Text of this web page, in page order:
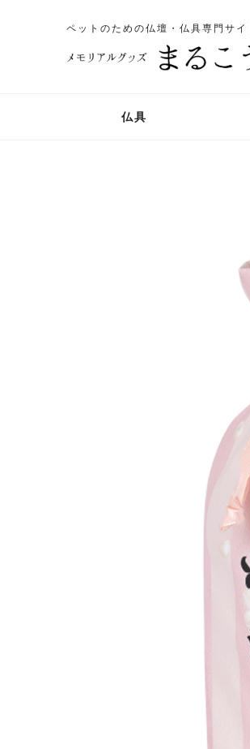
ペットのための仏壇・仏具専門サイ
仏具